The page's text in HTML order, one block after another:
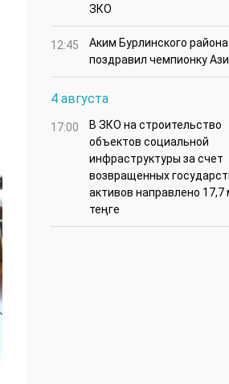
ЗКО
12:45
Аким Бурлинского района
поздравил чемпионку
4 августа
17:00
В ЗКО на строительство
объектов социальной
инфраструктуры за счет
возвращенных
активов направлено 17,7
теңге